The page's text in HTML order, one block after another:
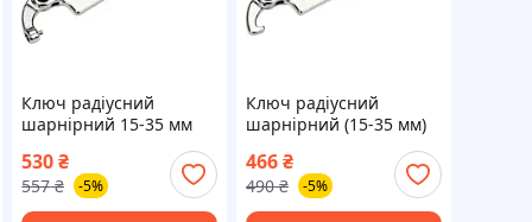
Ключ радіусний
шарнірний 15-35 мм
(Польща)
530₴
557 ₴ -5%
Ключ радіусний
шарнірний (15-35 мм)
170 мм YATO YT-01670
(Польща)
466₴
490 ₴ -5%